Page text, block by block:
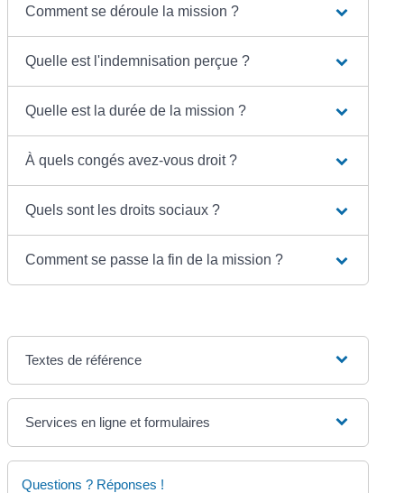
Comment se déroule la mission ?
Quelle est l'indemnisation perçue ?
Quelle est la durée de la mission ?
À quels congés avez-vous droit ?
Quels sont les droits sociaux ?
Comment se passe la fin de la mission ?
Textes de référence
Services en ligne et formulaires
Questions ? Réponses !